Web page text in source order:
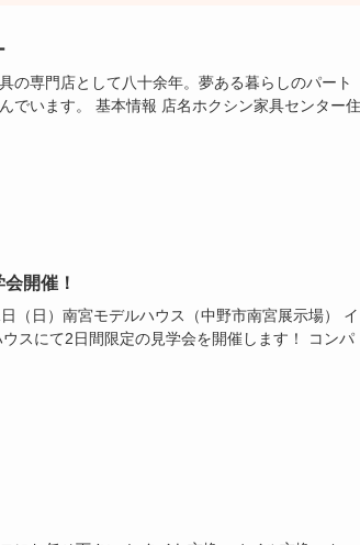
の専門店として八十余年。夢ある暮らしのパート
でいます。 基本情報 店名ホクシン家具センター住
開催！
（日）南宮モデルハウス（中野市南宮展示場） イ
スにて2日間限定の見学会を開催します！ コンパ